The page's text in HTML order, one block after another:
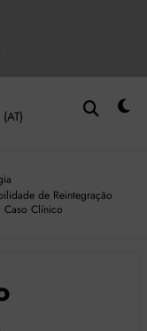
de Reintegração
Clínico